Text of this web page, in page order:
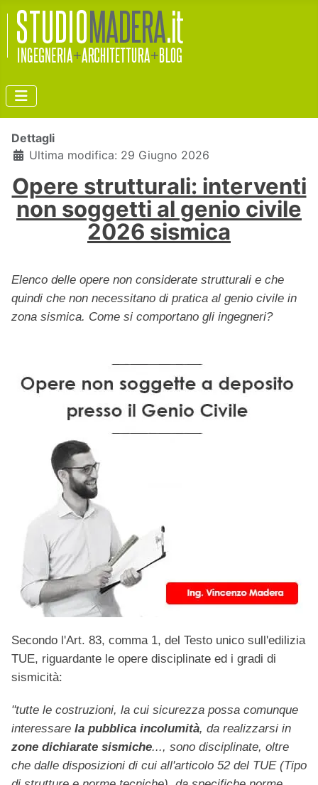
Dettagli
Ultima modifica: 29 Giugno 2026
Opere strutturali: interventi
non soggetti al genio civile
2026 sismica
Elenco delle opere non considerate strutturali e che
quindi che non necessitano di pratica al genio civile in
zona sismica. Come si comportano gli ingegneri?
Secondo l'Art. 83, comma 1, del Testo unico sull'edilizia
TUE, riguardante le opere disciplinate ed i gradi di
sismicità:
"tutte le costruzioni, la cui sicurezza possa comunque
interessare la pubblica incolumità, da realizzarsi in
zone dichiarate sismiche..., sono disciplinate, oltre
che dalle disposizioni di cui all'articolo 52 del TUE (Tipo